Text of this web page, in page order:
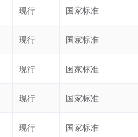
现行 国家标准
现行 国家标准
现行 国家标准
现行 国家标准
现行 国家标准